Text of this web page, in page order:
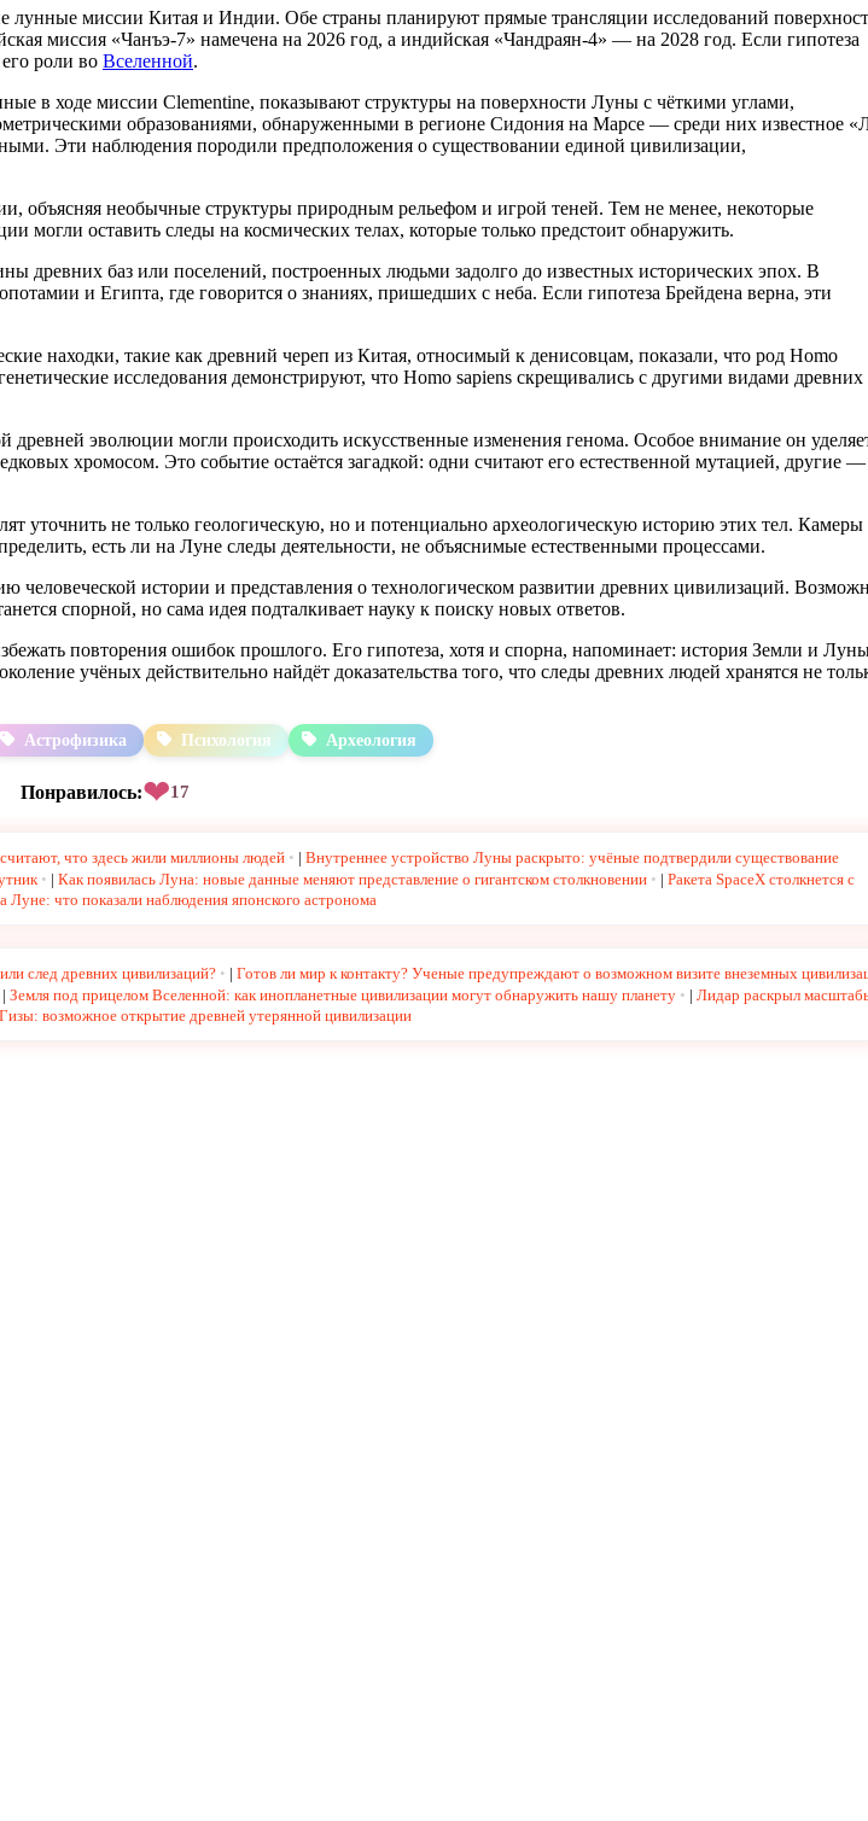
лунные миссии Китая и Индии. Обе страны планируют прямые трансляции исследований
миссия «Чанъэ-7» намечена на 2026 год, а индийская «Чандраян-4» — на 2028 год. Если гипотеза
роли во Вселенной.
в ходе миссии Clementine, показывают структуры на поверхности Луны с чёткими углами,
образованиями, обнаруженными в регионе Сидония на Марсе — среди них известное
Эти наблюдения породили предположения о существовании единой цивилизации,
объясняя необычные структуры природным рельефом и игрой теней. Тем не менее, некоторые
могли оставить следы на космических телах, которые только предстоит обнаружить.
древних баз или поселений, построенных людьми задолго до известных исторических эпох. В
и Египта, где говорится о знаниях, пришедших с неба. Если гипотеза Брейдена верна, эти
находки, такие как древний череп из Китая, относимый к денисовцам, показали, что род Homo
исследования демонстрируют, что Homo sapiens скрещивались с другими видами древних
эволюции могли происходить искусственные изменения генома. Особое внимание он
хромосом. Это событие остаётся загадкой: одни считают его естественной мутацией, другие —
не только геологическую, но и потенциально археологическую историю этих тел. Камеры
есть ли на Луне следы деятельности, не объяснимые естественными процессами.
истории и представления о технологическом развитии древних цивилизаций.
спорной, но сама идея подталкивает науку к поиску новых ответов.
повторения ошибок прошлого. Его гипотеза, хотя и спорна, напоминает: история Земли и
учёных действительно найдёт доказательства того, что следы древних людей хранятся не
Астрофизика Психология Археология
Понравилось:❤17
что здесь жили миллионы людей | Внутреннее устройство Луны раскрыто: учёные подтвердили существование
| Как появилась Луна: новые данные меняют представление о гигантском столкновении | Ракета SpaceX столкнется с
что показали наблюдения японского астронома
след древних цивилизаций? | Готов ли мир к контакту? Ученые предупреждают о возможном визите внеземных
| Земля под прицелом Вселенной: как инопланетные цивилизации могут обнаружить нашу планету | Лидар раскрыл
возможное открытие древней утерянной цивилизации